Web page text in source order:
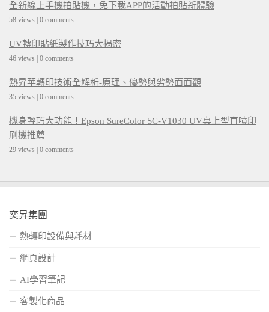
全新線上手機拍貼機，免下載APP的活動拍貼新體驗
58 views 0 comments
UV轉印貼紙製作技巧大揭密
46 views 0 comments
熱昇華轉印技術全解析-原理、優勢與劣勢面面觀
35 views 0 comments
機身輕巧大功能！Epson SureColor SC-V1030 UV桌上型直噴印
刷機推薦
29 views 0 comments
奕昇集團
熱轉印設備與耗材
網頁設計
AI學習筆記
客製化商品